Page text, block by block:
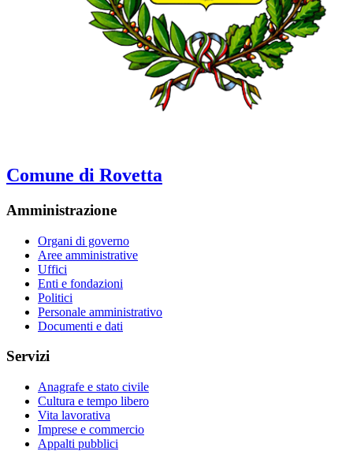
Comune di Rovetta
Amministrazione
Organi di governo
Aree amministrative
Uffici
Enti e fondazioni
Politici
Personale amministrativo
Documenti e dati
Servizi
Anagrafe e stato civile
Cultura e tempo libero
Vita lavorativa
Imprese e commercio
Appalti pubblici